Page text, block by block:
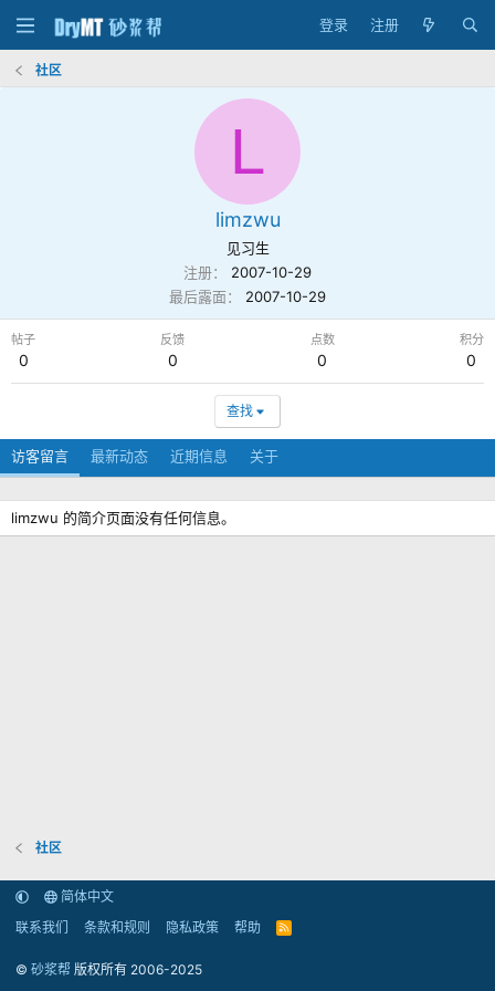
登录 注册
社区
L
limzwu
见习生
注册
2007-10-29
最后露面
2007-10-29
帖子
0
反馈
0
点数
0
积分
0
查找
访客留言 最新动态 近期信息 关于
limzwu 的简介页面没有任何信息。
社区
简体中文
联系我们
条款和规则 隐私政策 帮助
R
© 砂浆帮 版权所有 2006-2025